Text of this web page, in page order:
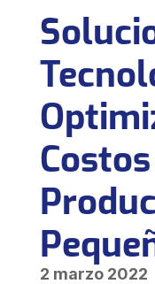
2 marzo 2022